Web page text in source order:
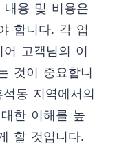
내용 및 비용은
합니다. 각 업
고객님의 이
것이 중요합니
동 지역에서의
한 이해를 높
할 것입니다.